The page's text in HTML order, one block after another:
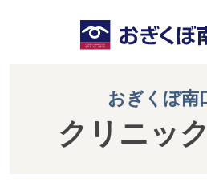
おぎくぼ南
クリニッ